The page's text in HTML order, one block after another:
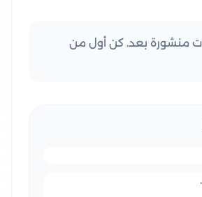
منشورة بعد. كن أول من